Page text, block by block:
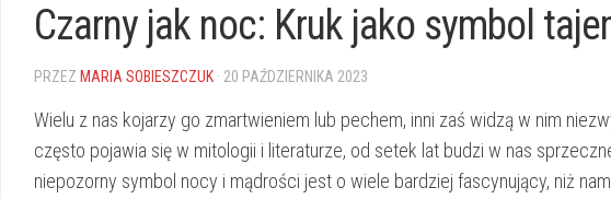
Czarny jak noc: Kruk jako symbol
PRZEZ MARIA SOBIESZCZUK · 20 PAŹDZIERNIKA 2023
Wielu⁢ z nas kojarzy go zmartwieniem‌ lub ​pechem, inni zaś widzą​ w‌ nim
⁤często pojawia się w mitologii ‌i ‍literaturze,​ od setek lat⁣ budzi w ⁢nas
niepozorny symbol⁢ nocy i mądrości ⁤jest ‌o wiele bardziej fascynujący,‍ niż